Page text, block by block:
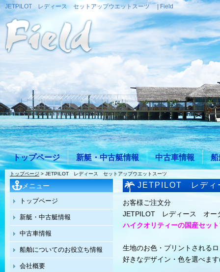
JETPILOT レディース セットアップウエットスーツ | Field
トップページ 新艇・中古艇情報 中古車情報 船
トップページ > JETPILOT レディース セットアップウエットスーツ
JETPILOT レディ
お客様ご注文分
JETPILOT レディース オー
ハイクオリティーの国産セッ
生地のお色・プリントされる
好きなデザイン・色を選べま
メニュー
トップページ
新艇・中古艇情報
中古車情報
船舶についてのお役立ち情報
会社概要